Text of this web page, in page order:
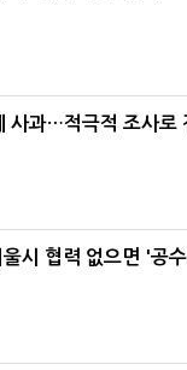
사과…적극적 조사로
시 협력 없으면 '공